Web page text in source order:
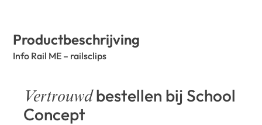
Productbeschrijving
Info Rail ME – railsclips
Vertrouwdbestellen bij School
Concept